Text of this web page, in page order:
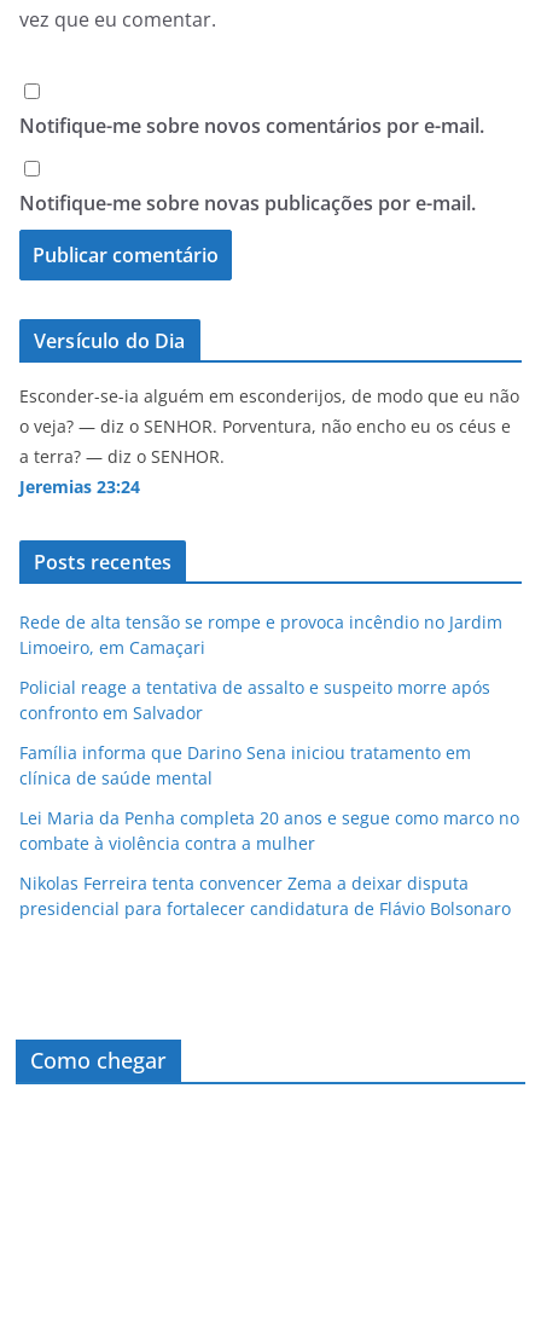
vez que eu comentar.
Notifique-me sobre novos comentários por e-mail.
Notifique-me sobre novas publicações por e-mail.
Versículo do Dia
Esconder-se-ia alguém em esconderijos, de modo que eu não
o veja? — diz o SENHOR. Porventura, não encho eu os céus e
a terra? — diz o SENHOR.
Jeremias 23:24
Posts recentes
Rede de alta tensão se rompe e provoca incêndio no Jardim
Limoeiro, em Camaçari
Policial reage a tentativa de assalto e suspeito morre após
confronto em Salvador
Família informa que Darino Sena iniciou tratamento em
clínica de saúde mental
Lei Maria da Penha completa 20 anos e segue como marco no
combate à violência contra a mulher
Nikolas Ferreira tenta convencer Zema a deixar disputa
presidencial para fortalecer candidatura de Flávio Bolsonaro
Como chegar